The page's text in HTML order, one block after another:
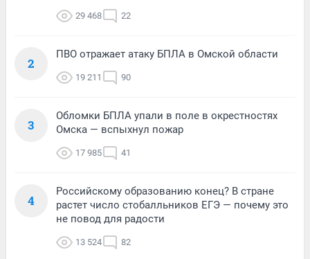
29 468 22
2
ПВО отражает атаку БПЛА в Омской области
19 211 90
3
Обломки БПЛА упали в поле в окрестностях
Омска — вспыхнул пожар
17 985 41
4
Российскому образованию конец? В стране
растет число стобалльников ЕГЭ — почему это
не повод для радости
13 524 82